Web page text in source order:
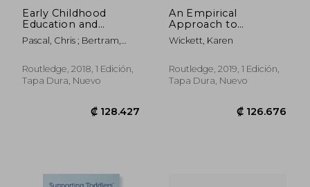
Early Childhood
Education and
Change in Diverse
Cultural Contexts (en
Pascal, Chris ; Bertram,
Routledge, 2018, 1 Edición,
Tapa Dura, Nuevo
An Empirical
Approach to
Preparing Children
for Starting School:
Relationships
Between Parents,
Wickett, Karen
Routledge, 2019, 1 Edición,
Tapa Dura, Nuevo